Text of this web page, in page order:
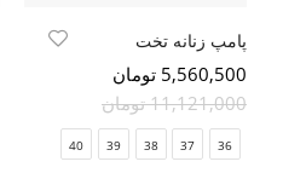
پامپ زنانه تخت
5,560,500 تومان
11,121,000 تومان
36
37
38
39
40